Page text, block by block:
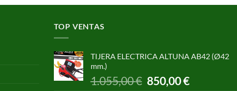
TOP VENTAS
TIJERA ELECTRICA ALTUNA AB42 (Ø42
mm.)
1.055,00€ El
precio
850,00€El